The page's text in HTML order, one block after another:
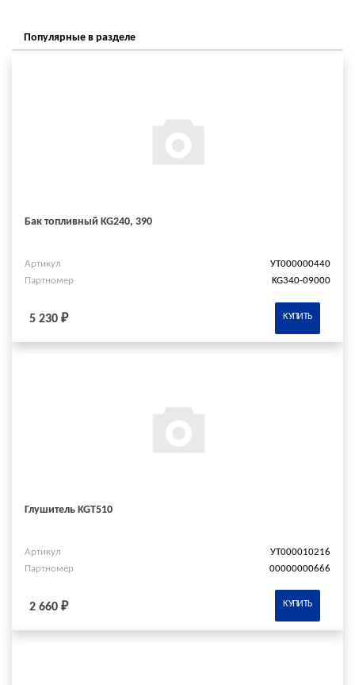
Популярные в разделе
Бак топливный KG240, 390
Артикул
УТ000000440
Партномер
KG340-09000
5 230 ₽ КУПИТЬ
Глушитель KGT510
Артикул
УТ000010216
Партномер
00000000666
2 660 ₽ КУПИТЬ